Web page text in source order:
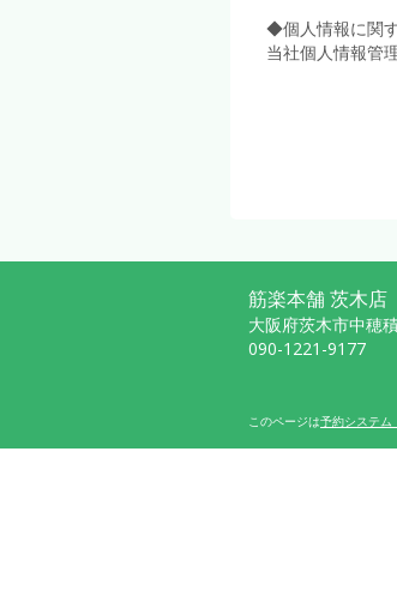
◆個人情報に関
当社個人情報管
筋楽本舗 茨木店
大阪府茨木市中穂
090-1221-9177
このページは予約システム